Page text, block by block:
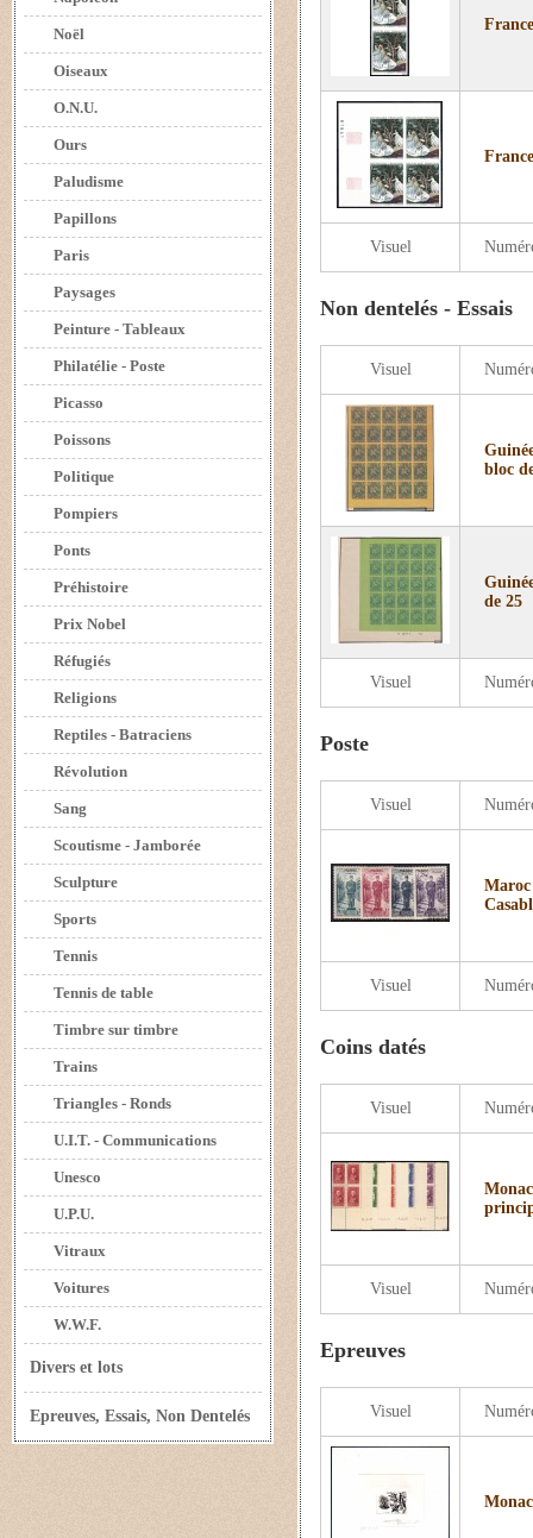
Noël
Oiseaux
O.N.U.
Ours
Paludisme
Papillons
Paris
Paysages
Peinture - Tableaux
Philatélie - Poste
Picasso
Poissons
Politique
Pompiers
Ponts
Préhistoire
Prix Nobel
Réfugiés
Religions
Reptiles - Batraciens
Révolution
Sang
Scoutisme - Jamborée
Sculpture
Sports
Tennis
Tennis de table
Timbre sur timbre
Trains
Triangles - Ronds
U.I.T. - Communications
Unesco
U.P.U.
Vitraux
Voitures
W.W.F.
Divers et lots
Epreuves, Essais, Non Dentelés
Visuel
Non dentelés - Essais
Visuel
Visuel
bloc
de 25
Poste
Visuel
Visuel
Maroc
Coins datés
Visuel
Visuel
Epreuves
Visuel